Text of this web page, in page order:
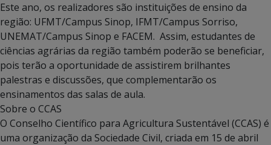
Este ano, os realizadores são instituições de ensino da
região: UFMT/Campus Sinop, IFMT/Campus Sorriso,
UNEMAT/Campus Sinop e FACEM. Assim, estudantes de
ciências agrárias da região também poderão se beneficiar,
pois terão a oportunidade de assistirem brilhantes
palestras e discussões, que complementarão os
ensinamentos das salas de aula.
Sobre o CCAS
O Conselho Científico para Agricultura Sustentável (CCAS) é
uma organização da Sociedade Civil, criada em 15 de abril